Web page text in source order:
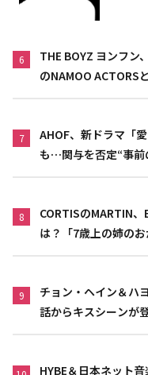
6
THE BOYZ ヨンフン
のNAMOO ACTORS
7
AHOF、新ドラマ「
も…関与を否定“事前
8
CORTISのMARTIN
は？「7歳上の姉の
9
チョン・ヘイン＆ハ
話からキスシーンが
HYBE＆日本ネット